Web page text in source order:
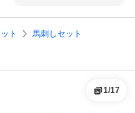
ト 馬刺しセット
1/17